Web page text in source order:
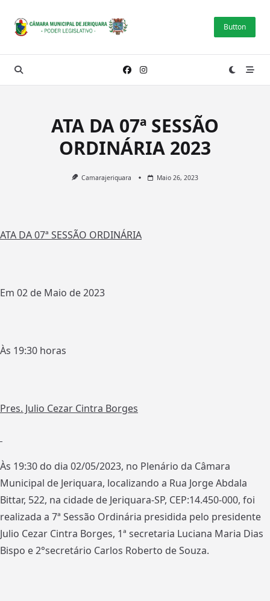
content
Button
ATA DA 07ª SESSÃO
ORDINÁRIA 2023
Camarajeriquara Maio 26, 2023
ATA DA 07ª SESSÃO ORDINÁRIA
Em 02 de Maio de 2023
Às 19:30 horas
Pres. Julio Cezar Cintra Borges
Às 19:30 do dia 02/05/2023, no Plenário da Câmara
Municipal de Jeriquara, localizando a Rua Jorge Abdala
Bittar, 522, na cidade de Jeriquara-SP, CEP:14.450-000, foi
realizada a 7ª Sessão Ordinária presidida pelo presidente
Julio Cezar Cintra Borges, 1ª secretaria Luciana Maria Dias
Bispo e 2°secretário Carlos Roberto de Souza.